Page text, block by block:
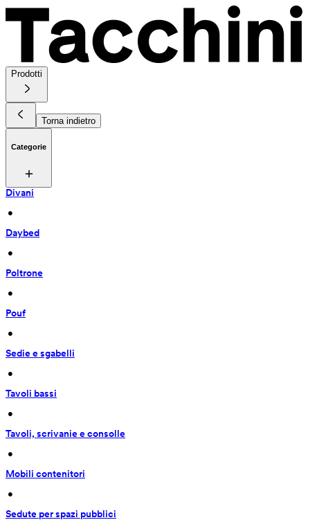
Prodotti
Torna indietro
Categorie
Divani
•
Daybed
•
Poltrone
•
Pouf
•
Sedie e sgabelli
•
Tavoli bassi
•
Tavoli, scrivanie e consolle
•
Mobili contenitori
•
Sedute per spazi pubblici